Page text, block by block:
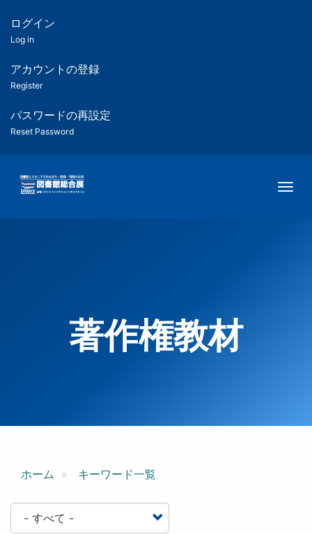
ツ
匿
名
ユ
ー
ー
用
メ
ログイン
Log in
アカウントの登録
Register
パスワードの再設定
Reset Password
著作権教材
ホーム キーワード一覧